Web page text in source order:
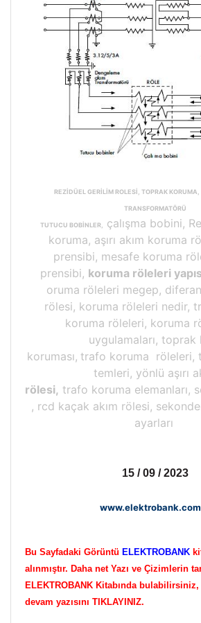
REZİDÜEL GERİLİM ROLESİ, TOPRAK
TRANSFORMATÖRÜ
TUTUCU BOBİNLER,
çalışma bobini,
koruma, aşırı akım koruma
prensibi, mesafe koruma
prensibi, koruma röleleri
oruma röleleri megep,
rölesi, koruma röleleri nedir,
koruma röleleri, koruma
uygulamaları, toprak
koruması, trafo koruma röleleri,
temleri, yönlü aşırı
rölesi, trafo koruma elemanları,
, rcd kaçak akım rölesi,
ayarları
15 / 09 / 2023
Bu Sayfadaki Görüntü ELEKTROBANK
alınmıştır. Daha net Yazı ve Çizimlerin
ELEKTROBANK Kitabında
devam yazısını TIKLAYINIZ.